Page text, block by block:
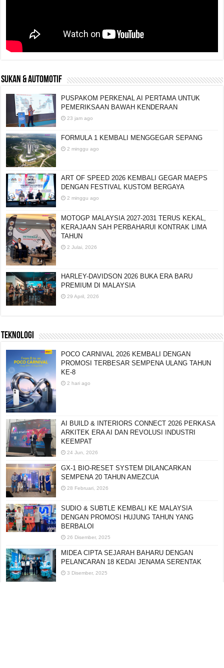
SUKAN & AUTOMOTIF
PUSPAKOM PERKENAL AI PERTAMA UNTUK
PEMERIKSAAN BAWAH KENDERAAN
23 jam ago
FORMULA 1 KEMBALI MENGGEGAR SEPANG
2 minggu ago
ART OF SPEED 2026 KEMBALI GEGAR MAEPS
DENGAN FESTIVAL KUSTOM BERGAYA
2 minggu ago
MOTOGP MALAYSIA 2027-2031 TERUS KEKAL,
KERAJAAN SAH PERBAHARUI KONTRAK LIMA
TAHUN
2 Julai, 2026
HARLEY-DAVIDSON 2026 BUKA ERA BARU
PREMIUM DI MALAYSIA
29 April, 2026
TEKNOLOGI
POCO CARNIVAL 2026 KEMBALI DENGAN
PROMOSI TERBESAR SEMPENA ULANG TAHUN
KE-8
2 hari ago
AI BUILD & INTERIORS CONNECT 2026 PERKASA
ARKITEK ERA AI DAN REVOLUSI INDUSTRI
KEEMPAT
24 Jun, 2026
GX-1 BIO-RESET SYSTEM DILANCARKAN
SEMPENA 20 TAHUN AMEZCUA
28 Februari, 2026
SUDIO & SUBTLE KEMBALI KE MALAYSIA
DENGAN PROMOSI HUJUNG TAHUN YANG
BERBALOI
26 Disember, 2025
MIDEA CIPTA SEJARAH BAHARU DENGAN
PELANCARAN 18 KEDAI JENAMA SERENTAK
3 Disember, 2025